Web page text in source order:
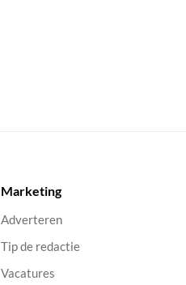
Marketing
Adverteren
Tip de redactie
Vacatures